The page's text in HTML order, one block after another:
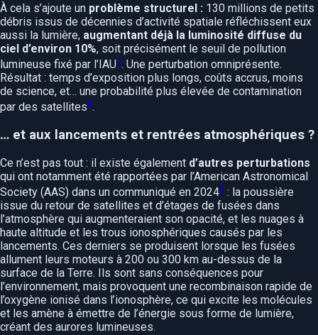
À cela s’ajoute un problème structurel : 130 millions de petits
débris issus de décennies d’activité spatiale réfléchissent eux
aussi la lumière, augmentant déjà la luminosité diffuse du
ciel d’environ 10%, soit précisément le seuil de pollution
lumineuse fixé par l’IAU7. Une perturbation omniprésente.
Résultat : temps d’exposition plus longs, coûts accrus, moins
de science, et… une probabilité plus élevée de contamination
par des satellites8.
… et aux lancements et rentrées atmosphériques ?
Ce n’est pas tout : il existe également d’autres perturbations
qui ont notamment été rapportées par l’American Astronomical
Society (AAS) dans un communiqué en 20249 : la poussière
issue du retour de satellites et d’étages de fusées dans
l’atmosphère qui augmenteraient son opacité, et les nuages à
haute altitude et les trous ionosphériques causés par les
lancements. Ces derniers se produisent lorsque les fusées
allument leurs moteurs à 200 ou 300 km au-dessus de la
surface de la Terre. Ils sont sans conséquences pour
l’environnement, mais provoquent une recombinaison rapide de
l’oxygène ionisé dans l’ionosphère, ce qui excite les molécules
et les amène à émettre de l’énergie sous forme de lumière,
créant des aurores lumineuses.